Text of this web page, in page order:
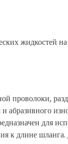
жидкостей
проволоки,
и абразивного
для
к длине